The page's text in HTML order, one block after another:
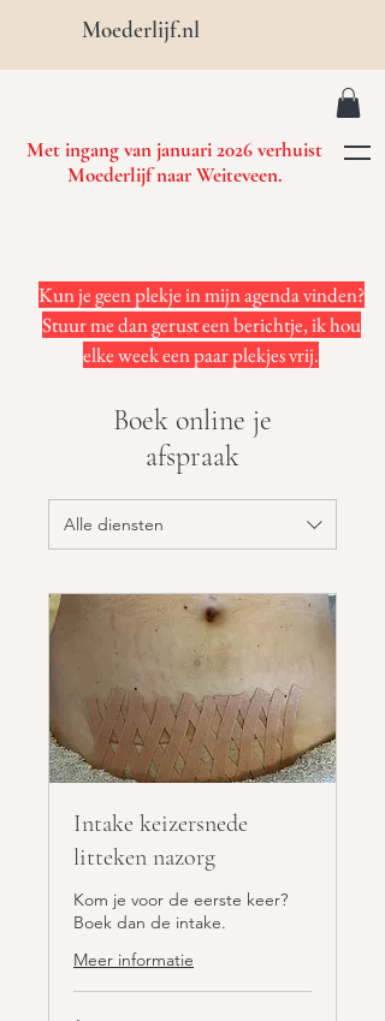
Moederlijf.nl
Met ingang van januari 2026 verhuist
Moederlijf naar Weiteveen.
Boek online je
afspraak
Alle diensten
Intake keizersnede
litteken nazorg
Kom je voor de eerste keer?
Boek dan de intake.
Meer informatie
Kun je geen plekje in mijn agenda vinden?
Stuur me dan gerust een berichtje, ik hou
elke week een paar plekjes vrij.